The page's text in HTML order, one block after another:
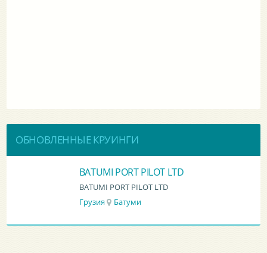
ОБНОВЛЕННЫЕ КРУИНГИ
BATUMI PORT PILOT LTD
BATUMI PORT PILOT LTD
Грузия
Батуми